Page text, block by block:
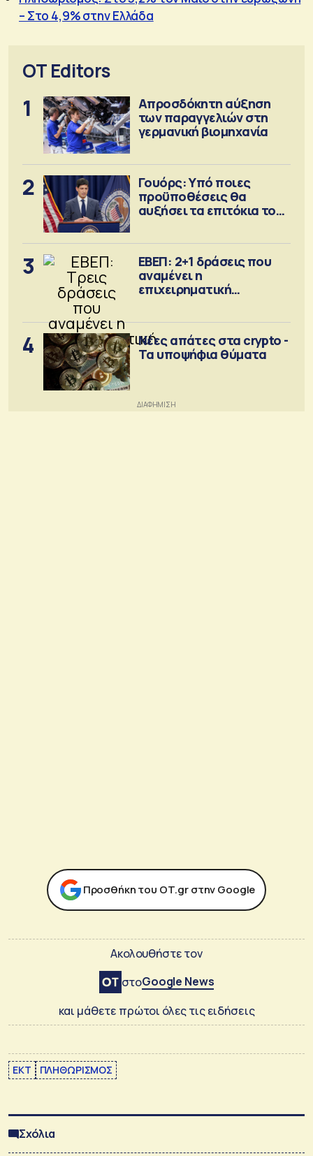
– Στο 4,9% στην Ελλάδα
OT Editors
1
Απροσδόκητη αύξηση
των παραγγελιών στη
γερμανική βιομηχανία
2
Γουόρς: Υπό ποιες
προϋποθέσεις θα
αυξήσει τα επιτόκια τον
3
ΕΒΕΠ: 2+1 δράσεις που
αναμένει η
επιχειρηματική
4
Νέες απάτες στα crypto -
Τα υποψήφια θύματα
Προσθήκη του ΟΤ.gr στην Google
Ακολουθήστε τον
στοGoogle News
και μάθετε πρώτοι όλες τις ειδήσεις
EKT ΠΛΗΘΩΡΙΣΜΟΣ
Σχόλια